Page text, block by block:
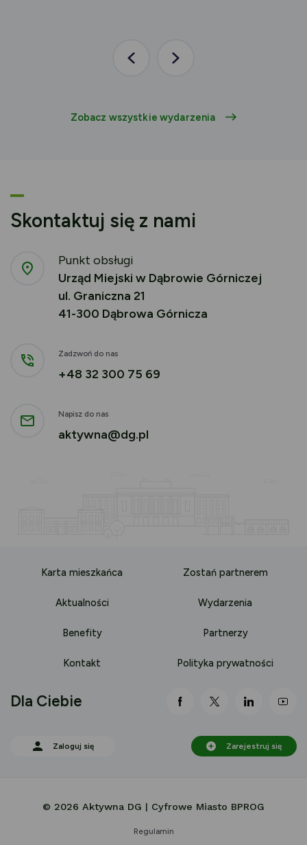
PoprzedniaNastępna
Zobacz wszystkie wydarzenia
Skontaktuj się z nami
Punkt obsługi
Urząd Miejski w Dąbrowie Górniczej
ul. Graniczna 21
41-300 Dąbrowa Górnicza
Zadzwoń do nas
+48 32 300 75 69
Napisz do nas
aktywna@dg.pl
Karta mieszkańca Zostań partnerem
Aktualności Wydarzenia
Benefity Partnerzy
Kontakt Polityka prywatności
link otwiera się nowej
link otwiera się
link
Dla Ciebie
Zaloguj się Zarejestruj się
© 2026 Aktywna DG | Cyfrowe Miasto BPROG
Regulamin